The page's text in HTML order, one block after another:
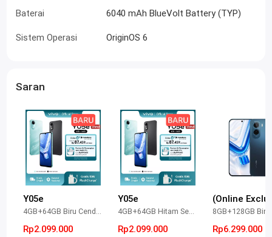
Baterai 6040 mAh BlueVolt Battery (TYP)
Sistem Operasi OriginOS 6
Saran
Y05e
Rp2.099.000
Y05e
4GB+64GB Hitam Semesta
Rp2.099.000 Rp6.299.000